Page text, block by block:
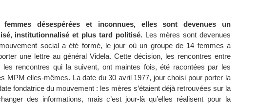
femmes désespérées et inconnues, elles sont devenues un
institutionnalisé et plus tard politisé.Les mères sont devenues
mouvement social a été formé, le jour où un groupe de 14 femmes a
une lettre au général Videla. Cette décision, les rencontres entre
rencontres qui la suivent, ont maintes fois, été racontées par les
MPM elles-mêmes. La date du 30 avril 1977, jour choisi pour porter la
fondatrice du mouvement : les mères s’étaient déjà retrouvées sur la
des informations, mais c’est jour-là qu’elles réalisent pour la